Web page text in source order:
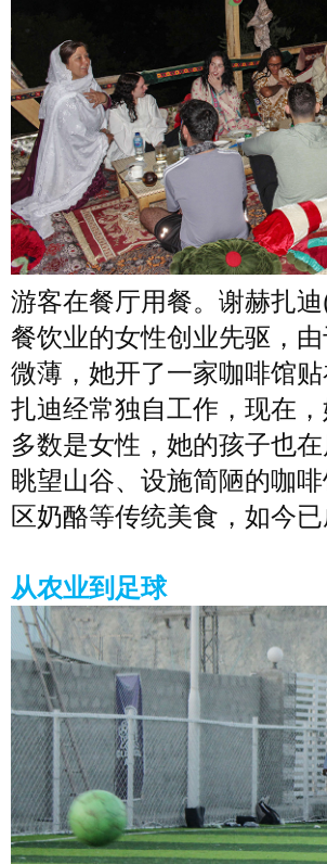
游客在餐厅用餐。谢赫扎
餐饮业的女性创业先驱，
微薄，她开了一家咖啡馆
扎迪经常独自工作，现在
多数是女性，她的孩子也
眺望山谷、设施简陋的咖
区奶酪等传统美食，如今
从农业到足球